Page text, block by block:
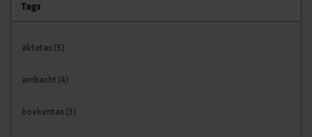
Tags
aktetas (5)
ambacht (4)
boekentas (3)